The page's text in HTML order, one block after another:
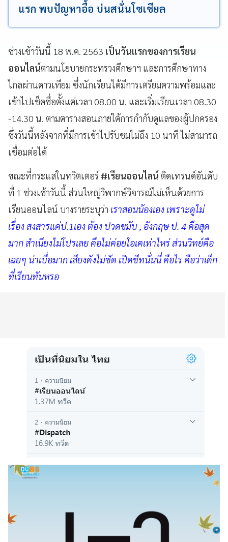
แรก พบปัญหาอื้อ บ่นสนั่นโซเชียล
ช่วงเช้าวันนี้ 18 พ.ค. 2563 เป็นวันแรกของการเรียน
ออนไลน์ตามนโยบายกระทรวงศึกษาฯ และการศึกษาทาง
ไกลผ่านดาวเทียม ซึ่งนักเรียนได้มีการเตรียมความพร้อมและ
เข้าไปเช็คชื่อตั้งแต่เวลา 08.00 น. และเริ่มเรียนเวลา 08.30
-14.30 น. ตามตารางสอนภายใต้การกํากับดูแลของผู้ปกครอง
ซึ่งวันนี้หลังจากที่มีการเข้าไปรับชมไม่ถึง 10 นาที ไม่สามารถ
เชื่อมต่อได้
ขณะที่กระแสในทวิตเตอร์ #เรียนออนไลน์ ติดเทรนด์อันดับ
ที่ 1 ช่วงเช้าวันนี้ ส่วนใหญ่วิพากษ์วิจารณ์ไม่เห็นด้วยการ
เรียนออนไลน์ บางรายระบุว่า เราสอนน้องเอง เพราะดูไม่
เรื่อง สงสารแค่ป.1เอง ต้อง ปวดขมับ , อังกฤษ ป. 4 คือสุด
มาก สำเนียงไม่โปรเลย คือไม่ค่อยโอเคเท่าไหร่ ส่วนวิทย์คือ
เฉยๆ น่าเบื่อมาก เสียงดังไม่ชัด เปิดชีทนั่นนี่ คือไร คือว่าเด็ก
ที่เรียนทันหรอ